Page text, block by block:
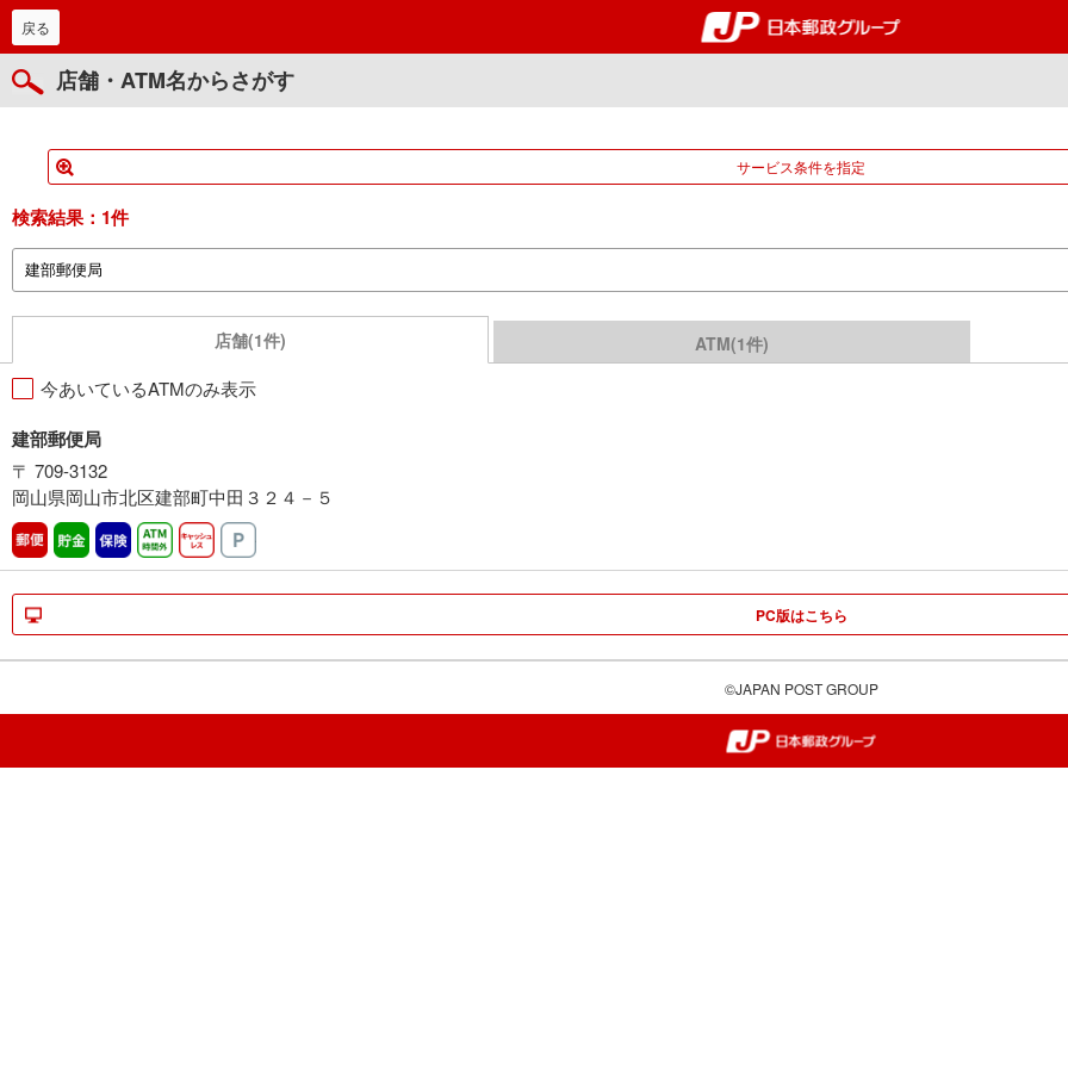
郵便局・日本郵政グループ
戻る
店舗・ATM名からさがす
サービス条件を指定
検索結果： 1件
店舗(1件) ATM(1件)
今あいているATMのみ表示
建部郵便局
〒 709-3132
岡山県岡山市北区建部町中田３２４－５
郵便 貯金 保険 ATM時間外キャッシュレス
PC版はこちら
©JAPAN POST GROUP